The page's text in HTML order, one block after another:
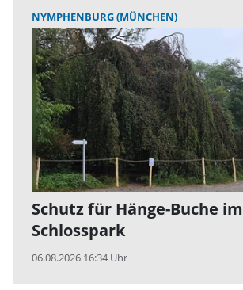
NYMPHENBURG (MÜNCHEN)
Schutz für Hänge-Buche im
Schlosspark
06.08.2026 16:34 Uhr